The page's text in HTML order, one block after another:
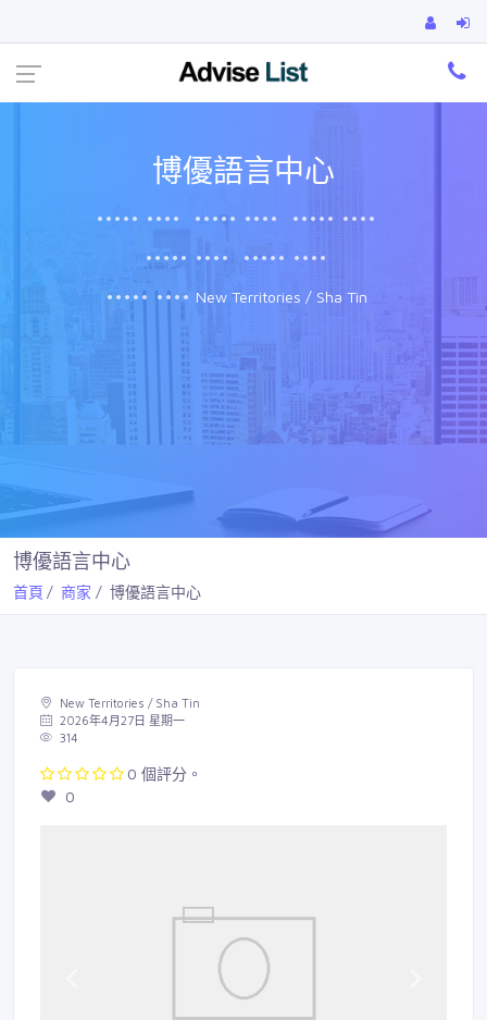
博優語言中心
••••• •••• ••••• •••• ••••• ••••
••••• •••• ••••• ••••
••••• •••• New Territories / Sha Tin
博優語言中心
首頁 商家 博優語言中心
New Territories / Sha Tin
2026年4月27日 星期一
314
0 個評分。
0